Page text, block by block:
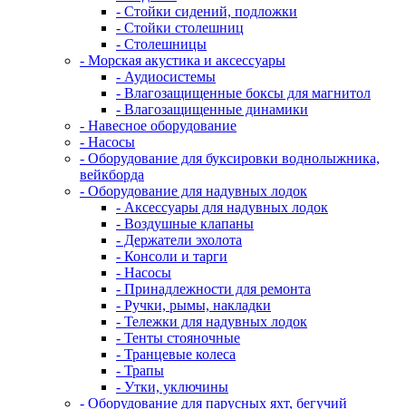
- Стойки сидений, подложки
- Стойки столешниц
- Столешницы
- Морская акустика и аксессуары
- Аудиосистемы
- Влагозащищенные боксы для магнитол
- Влагозащищенные динамики
- Навесное оборудование
- Насосы
- Оборудование для буксировки воднолыжника,
вейкборда
- Оборудование для надувных лодок
- Аксессуары для надувных лодок
- Воздушные клапаны
- Держатели эхолота
- Консоли и тарги
- Насосы
- Принадлежности для ремонта
- Ручки, рымы, накладки
- Тележки для надувных лодок
- Тенты стояночные
- Транцевые колеса
- Трапы
- Утки, уключины
- Оборудование для парусных яхт, бегучий